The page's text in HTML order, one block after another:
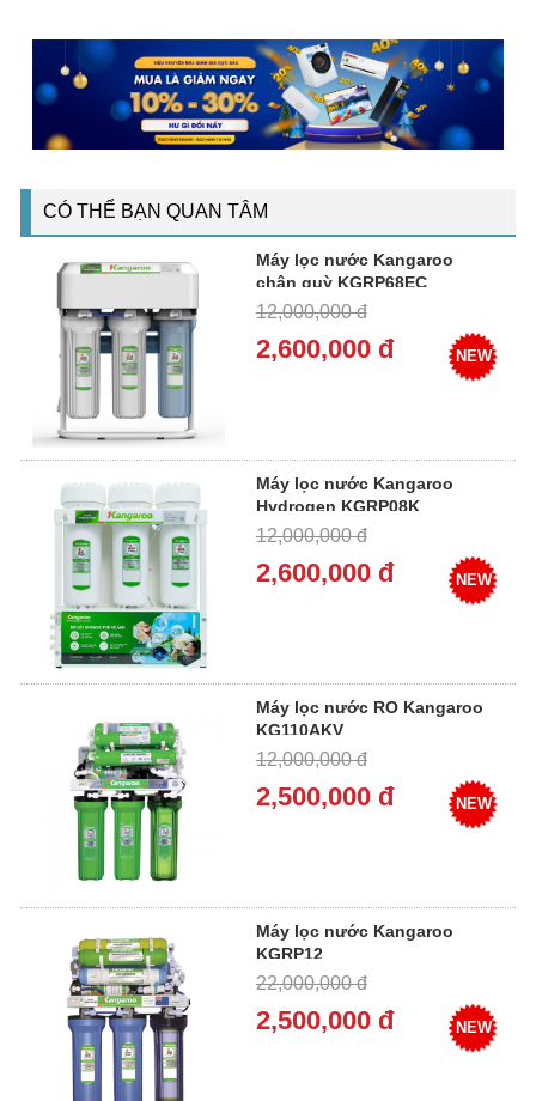
CÓ THỂ BẠN QUAN TÂM
Máy lọc nước Kangaroo
chân quỳ KGRP68EC
12,000,000 đ
2,600,000 đ NEW
Máy lọc nước Kangaroo
Hydrogen KGRP08K
12,000,000 đ
2,600,000 đ NEW
Máy lọc nước RO Kangaroo
KG110AKV
12,000,000 đ
2,500,000 đ NEW
Máy lọc nước Kangaroo
KGRP12
22,000,000 đ
2,500,000 đ NEW